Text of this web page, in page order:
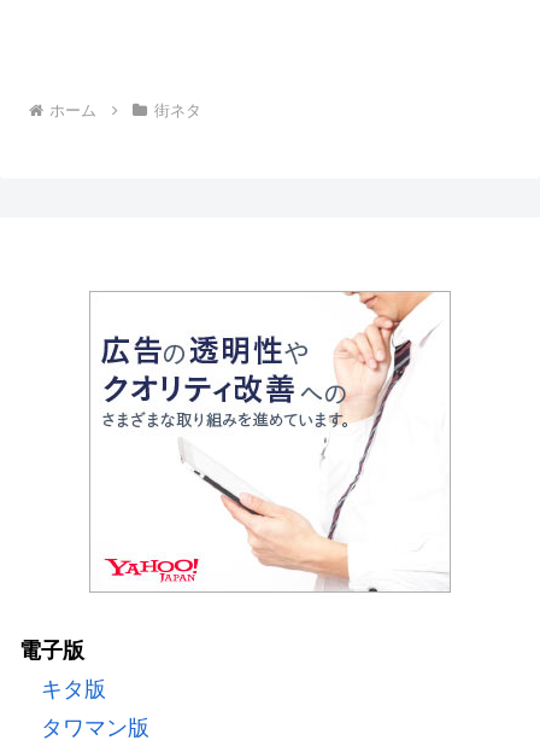
ホーム 街ネタ
電子版
キタ版
タワマン版